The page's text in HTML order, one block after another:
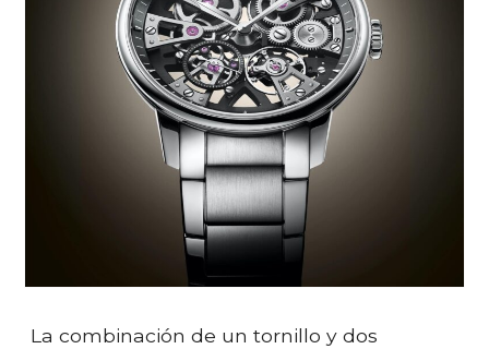
La combinación de un tornillo y dos